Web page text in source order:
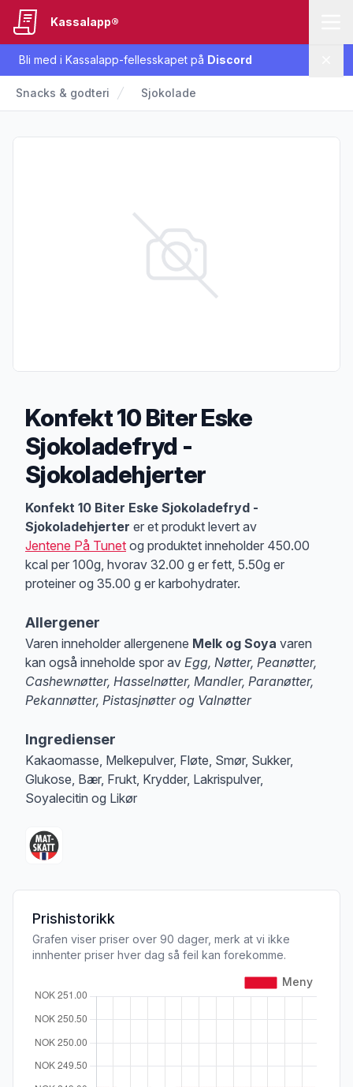
Bli med i Kassalapp-fellesskapet på Discord
Kassalapp®
Snacks & godteri Sjokolade
Konfekt 10 Biter Eske
Sjokoladefryd -
Sjokoladehjerter
Produktbeskrivelse
Konfekt 10 Biter Eske Sjokoladefryd -
Sjokoladehjerter er et produkt levert av
Jentene På Tunet og produktet inneholder 450.00
kcal per 100g, hvorav 32.00 g er fett, 5.50g er
proteiner og 35.00 g er karbohydrater.
Allergener
Varen inneholder allergenene Melk og Soya varen
kan også inneholde spor av Egg, Nøtter, Peanøtter,
Cashewnøtter, Hasselnøtter, Mandler, Paranøtter,
Pekannøtter, Pistasjnøtter og Valnøtter
Ingredienser
Kakaomasse, Melkepulver, Fløte, Smør, Sukker,
Glukose, Bær, Frukt, Krydder, Lakrispulver,
Soyalecitin og Likør
Prishistorikk
Grafen viser priser over 90 dager, merk at vi ikke
innhenter priser hver dag så feil kan forekomme.